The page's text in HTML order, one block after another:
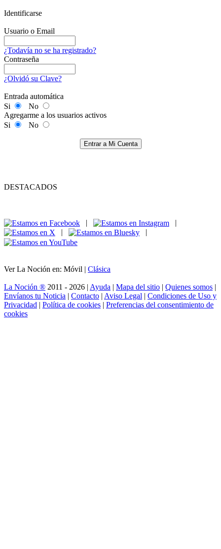
Identificarse
Usuario o Email
¿Todavía no se ha registrado?
Contraseña
¿Olvidó su Clave?
Entrada automática
Si
No
Agregarme a los usuarios activos
Si
No
Entrar a Mi Cuenta
DESTACADOS
|
|
|
|
Ver La Noción en: Móvil | Clásica
La Noción ® 2011 - 2026 | Ayuda | Mapa del sitio | Quienes somos |
Envíanos tu Noticia | Contacto | Aviso Legal | Condiciones de Uso y
Privacidad | Política de cookies | Preferencias del consentimiento de
cookies